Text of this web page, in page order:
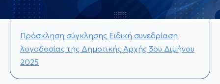
Πρόσκληση σύγκλησης Ειδική συνεδρίαση
λογοδοσίας της Δημοτικής Αρχής 3ου Διμήνου
2025